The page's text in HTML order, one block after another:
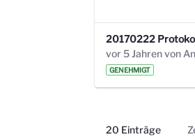
GENEHMIGT
20 Einträge
Pro Seite